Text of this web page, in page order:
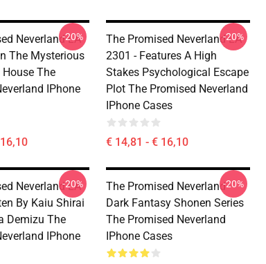
Neverland LA
The Mysterious
House The
IPhone
-20%
The Promised Neverland LA
2301 - Features A High
Stakes Psychological Escape
Plot The Promised Neverland
IPhone Cases
€ 14,81 - € 16,10
-20%
Neverland LA
By Kaiu Shirai
Demizu The
IPhone
-20%
The Promised Neverland -
Dark Fantasy Shonen Series
The Promised Neverland
IPhone Cases
-20%